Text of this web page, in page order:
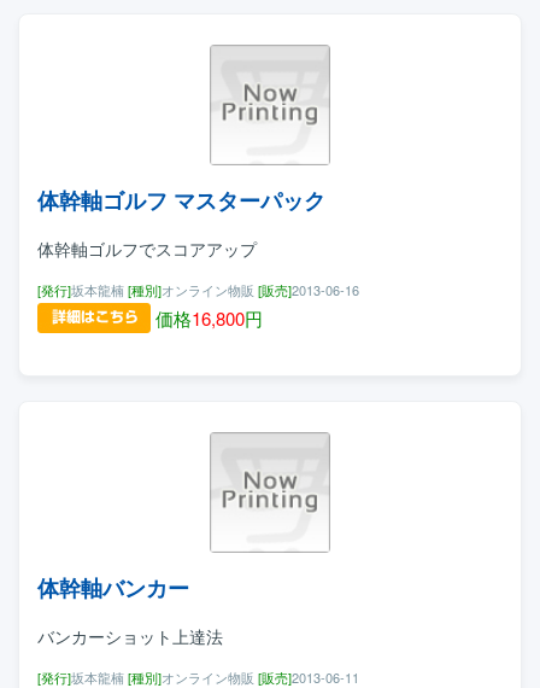
体幹軸ゴルフ マスターパック
体幹軸ゴルフでスコアアップ
[発行]坂本龍楠[種別]オンライン物販 [販売]2013-06-16
価格16,800円
体幹軸バンカー
バンカーショット上達法
[発行]坂本龍楠[種別]オンライン物販 [販売]2013-06-11